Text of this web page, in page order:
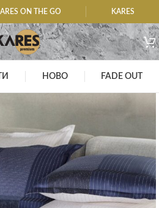
ON THE GO KARES
НОВО FADE OUT